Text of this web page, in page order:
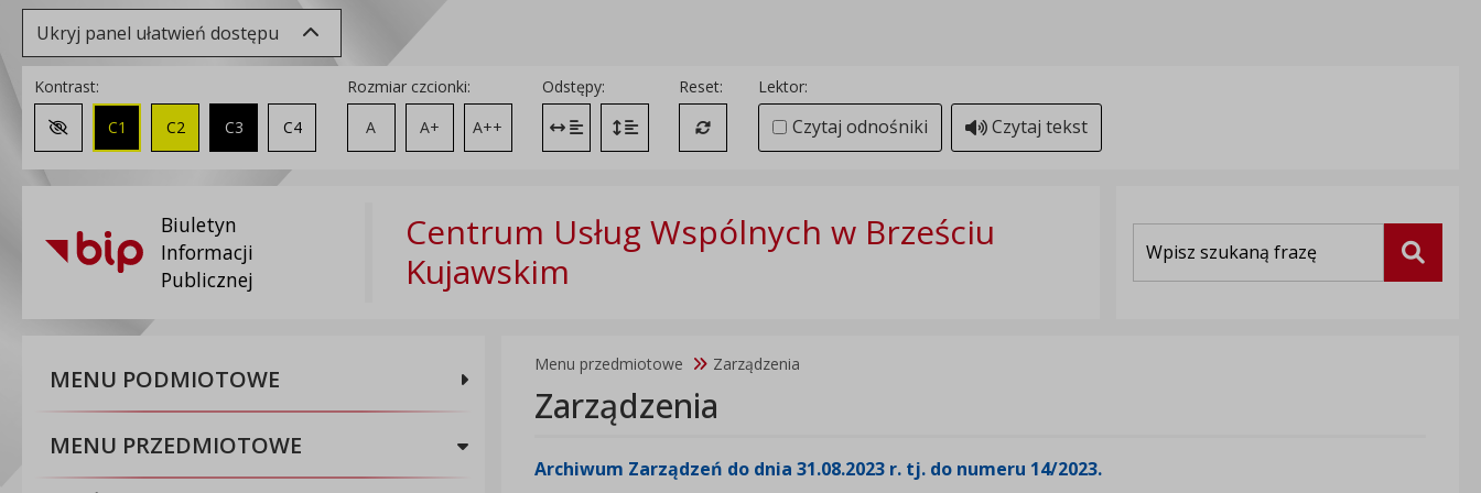
Ukryj panel ułatwień dostępu
Kontrast:
Zmień kontrast na domyślny
C1 C2 C3 C4
Rozmiar czcionki:
A
A+ A++
Odstępy:
Zmień odstęp między literami
Zmień interlinię i margines między paragrafami
Reset:
Przywróć ustawienia domyślne
Lektor:
Czytaj odnośniki Czytaj tekst
Biuletyn
Informacji
Publicznej
Centrum Usług Wspólnych w Brześciu
Kujawskim
Szukaj
MENU PODMIOTOWE
MENU PRZEDMIOTOWE
Menu przedmiotowe Zarządzenia
Zarządzenia
Archiwum Zarządzeń do dnia 31.08.2023 r. tj. do numeru 14/2023.